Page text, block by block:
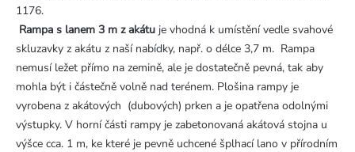
1176.
Rampa s lanem 3 m z akátu je vhodná k umístění vedle svahové
skluzavky z akátu z naší nabídky, např. o délce 3,7 m. Rampa
nemusí ležet přímo na zemině, ale je dostatečně pevná, tak aby
mohla být i částečně volně nad terénem. Plošina rampy je
vyrobena z akátových (dubových) prken a je opatřena odolnými
výstupky. V horní části rampy je zabetonovaná akátová stojna u
výšce cca. 1 m, ke které je pevně uchcené šplhací lano v přírodním